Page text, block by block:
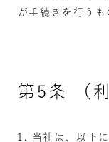
が手続きを行うも
第5条 （
当社は、以下